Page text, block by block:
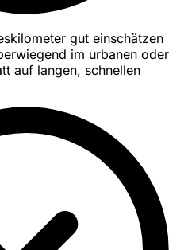
gut einschätzen
im urbanen oder
auf langen, schnellen